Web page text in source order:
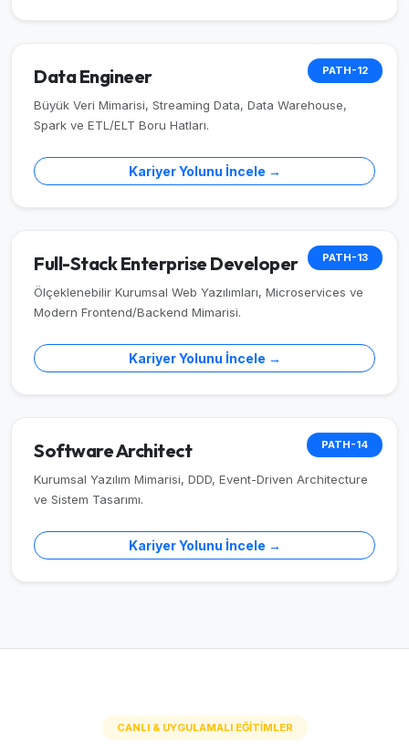
PATH-12
Data Engineer
Büyük Veri Mimarisi, Streaming Data, Data Warehouse,
Spark ve ETL/ELT Boru Hatları.
Kariyer Yolunu İncele →
PATH-13
Full-Stack Enterprise Developer
Ölçeklenebilir Kurumsal Web Yazılımları, Microservices ve
Modern Frontend/Backend Mimarisi.
Kariyer Yolunu İncele →
PATH-14
Software Architect
Kurumsal Yazılım Mimarisi, DDD, Event-Driven Architecture
ve Sistem Tasarımı.
Kariyer Yolunu İncele →
CANLI & UYGULAMALI EĞİTİMLER